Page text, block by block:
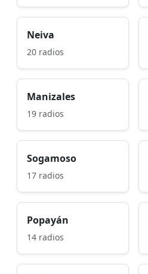
Neiva
20 radios
Manizales
19 radios
Sogamoso
17 radios
Popayán
14 radios